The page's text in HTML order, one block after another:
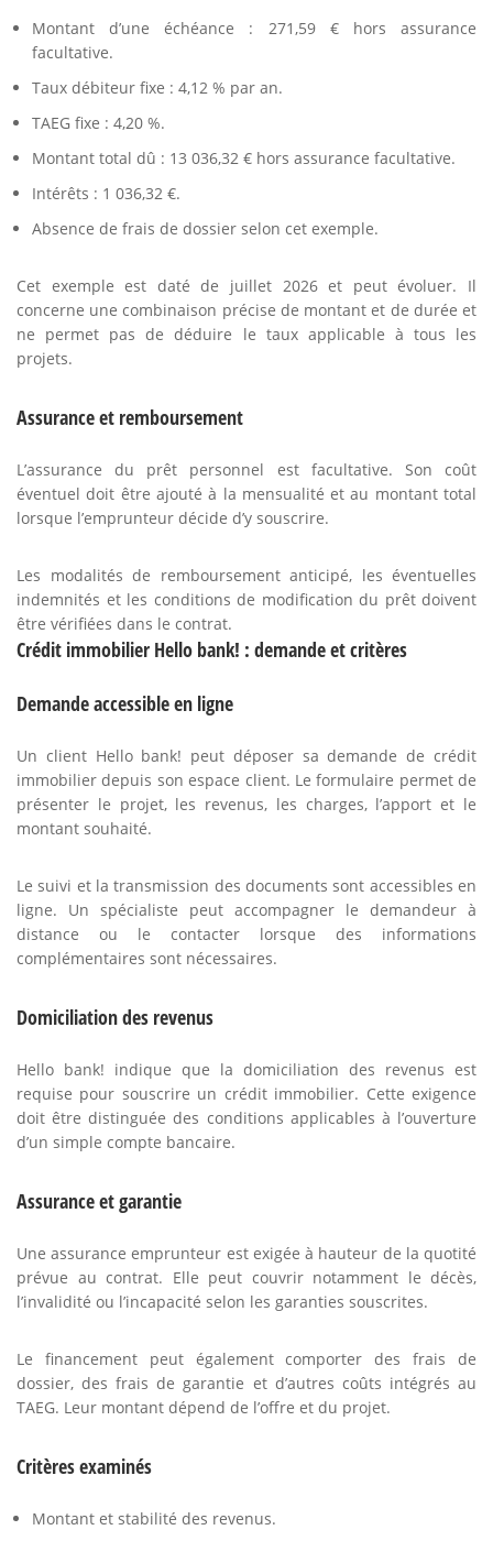
Montant d’une échéance : 271,59 € hors assurance
facultative.
Taux débiteur fixe : 4,12 % par an.
TAEG fixe : 4,20 %.
Montant total dû : 13 036,32 € hors assurance facultative.
Intérêts : 1 036,32 €.
Absence de frais de dossier selon cet exemple.
Cet exemple est daté de juillet 2026 et peut évoluer. Il
concerne une combinaison précise de montant et de durée et
ne permet pas de déduire le taux applicable à tous les
projets.
Assurance et remboursement
L’assurance du prêt personnel est facultative. Son coût
éventuel doit être ajouté à la mensualité et au montant total
lorsque l’emprunteur décide d’y souscrire.
Les modalités de remboursement anticipé, les éventuelles
indemnités et les conditions de modification du prêt doivent
être vérifiées dans le contrat.
Crédit immobilier Hello bank! : demande et critères
Demande accessible en ligne
Un client Hello bank! peut déposer sa demande de crédit
immobilier depuis son espace client. Le formulaire permet de
présenter le projet, les revenus, les charges, l’apport et le
montant souhaité.
Le suivi et la transmission des documents sont accessibles en
ligne. Un spécialiste peut accompagner le demandeur à
distance ou le contacter lorsque des informations
complémentaires sont nécessaires.
Domiciliation des revenus
Hello bank! indique que la domiciliation des revenus est
requise pour souscrire un crédit immobilier. Cette exigence
doit être distinguée des conditions applicables à l’ouverture
d’un simple compte bancaire.
Assurance et garantie
Une assurance emprunteur est exigée à hauteur de la quotité
prévue au contrat. Elle peut couvrir notamment le décès,
l’invalidité ou l’incapacité selon les garanties souscrites.
Le financement peut également comporter des frais de
dossier, des frais de garantie et d’autres coûts intégrés au
TAEG. Leur montant dépend de l’offre et du projet.
Critères examinés
Montant et stabilité des revenus.